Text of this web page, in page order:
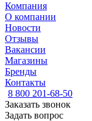
Компания
О компании
Новости
Отзывы
Вакансии
Магазины
Бренды
Контакты
8 800 201-68-50
Заказать звонок
Задать вопрос